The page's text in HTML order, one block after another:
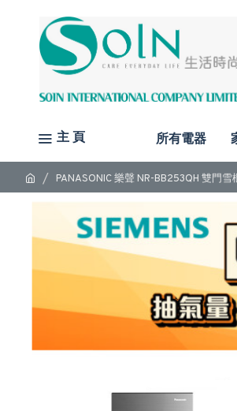
主 頁 所有電器
PANASONIC 樂聲 NR-BB253QH 雙門雪